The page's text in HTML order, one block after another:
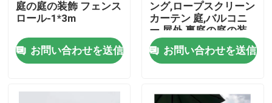
家
庭の庭の装飾 フェンス
ロール-1*3m
お問い合わせを送信
ング,ロープスクリーン
カーテン 庭,バルコニ
ー,屋外,裏庭の庭の装
飾 フェンスロー
ル-1*3m
お問い合わせを送信